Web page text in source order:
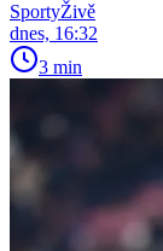
SportyŽivě
dnes, 16:32
3 min